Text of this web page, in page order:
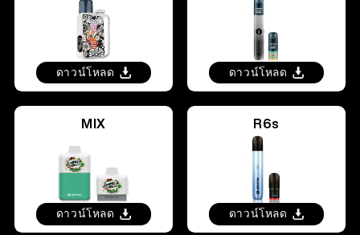
ดาวน์โหลด ดาวน์โหลด
MIX
ดาวน์โหลด
R6s
ดาวน์โหลด